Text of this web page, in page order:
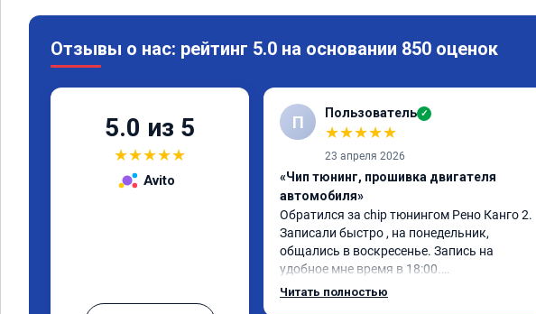
Отзывы о нас: рейтинг 5.0 на основании 850 оценок
5.0 из 5
★★★★★
Avito
П Пользователь ✓
★★★★★
23 апреля 2026
«Чип тюнинг, прошивка двигателя
автомобиля»
Обратился за chip тюнингом Рено Канго 2.
Записали быстро , на понедельник,
общались в воскресенье. Запись на
удобное мне время в 18:00.
Работу выполнили за 30 минут,
Читать полностью